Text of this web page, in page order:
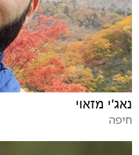
נאג׳י מזאוי
חיפה